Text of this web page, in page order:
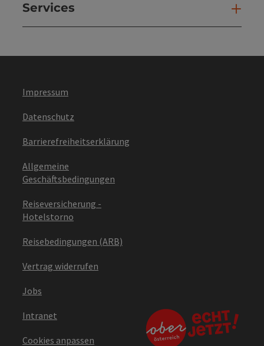
Services
Impressum
Datenschutz
Barrierefreiheitserklärung
Allgemeine
Geschäftsbedingungen
Reiseversicherung -
Hotelstorno
Reisebedingungen (ARB)
Vertrag widerrufen
Jobs
Intranet
Cookies anpassen